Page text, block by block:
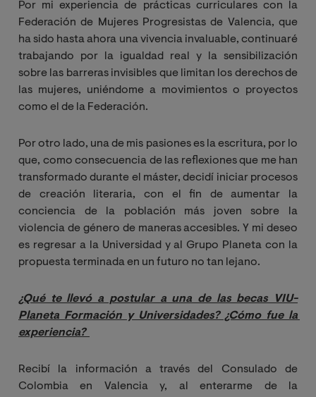
Por mi experiencia de prácticas curriculares con la
Federación de Mujeres Progresistas de Valencia, que
ha sido hasta ahora una vivencia invaluable, continuaré
trabajando por la igualdad real y la sensibilización
sobre las barreras invisibles que limitan los derechos de
las mujeres, uniéndome a movimientos o proyectos
como el de la Federación.
Por otro lado, una de mis pasiones es la escritura, por lo
que, como consecuencia de las reflexiones que me han
transformado durante el máster, decidí iniciar procesos
de creación literaria, con el fin de aumentar la
conciencia de la población más joven sobre la
violencia de género de maneras accesibles. Y mi deseo
es regresar a la Universidad y al Grupo Planeta con la
propuesta terminada en un futuro no tan lejano.
¿Qué te llevó a postular a una de las becas VIU-
Planeta Formación y Universidades? ¿Cómo fue la
experiencia?
Recibí la información a través del Consulado de
Colombia en Valencia y, al enterarme de la